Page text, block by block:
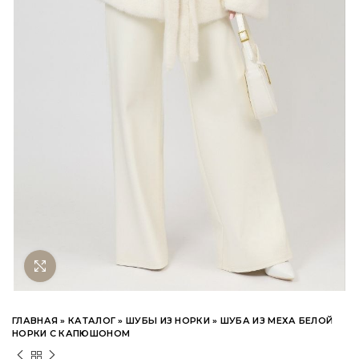
Нажмите чтобы увеличить
ГЛАВНАЯ »КАТАЛОГ »ШУБЫ ИЗ НОРКИ» ШУБА ИЗ МЕХА БЕЛОЙ
НОРКИ С КАПЮШОНОМ